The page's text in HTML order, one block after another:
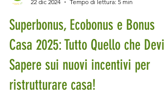
Davide Calabrò
22 dic 2024
Tempo di lettura: 5 min
Superbonus, Ecobonus e Bonus
Casa 2025: Tutto Quello che Devi
Sapere sui nuovi incentivi per